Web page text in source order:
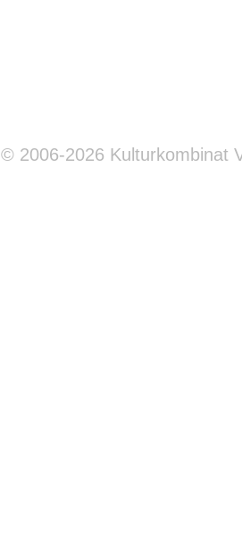
© 2006-2026